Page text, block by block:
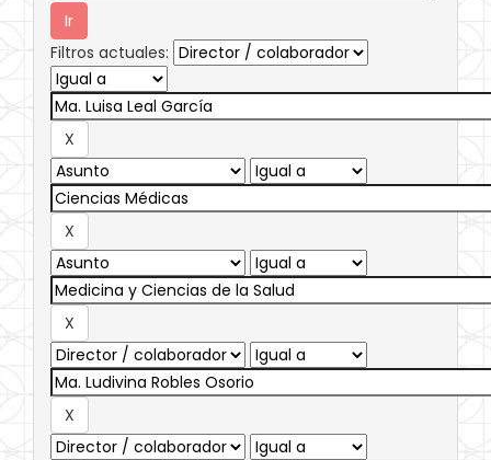
Filtros actuales: